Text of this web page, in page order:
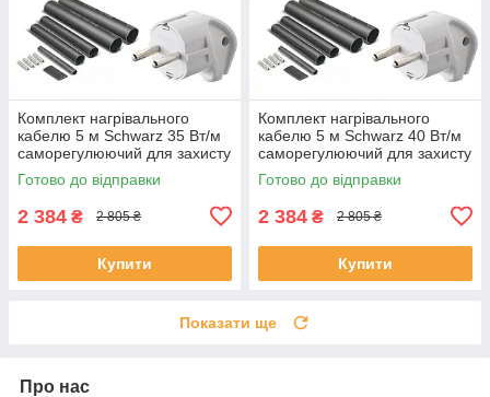
Комплект нагрівального
кабелю 5 м Schwarz 35 Вт/м
саморегулюючий для захисту
покрівлі труб водостоку
Готово до відправки
2 384 ₴ 2 805 ₴
Купити
Комплект нагрівального
кабелю 5 м Schwarz 40 Вт/м
саморегулюючий для захисту
покрівлі труб водостоку
Готово до відправки
2 384 ₴ 2 805 ₴
Купити
Показати ще
Про нас